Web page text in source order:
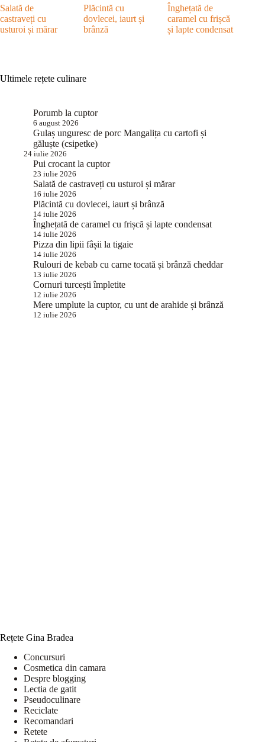
Salată de
castraveți cu
usturoi și mărar
Plăcintă cu
dovlecei, iaurt și
brânză
Înghețată de
caramel cu frișcă
și lapte condensat
Ultimele rețete culinare
Porumb la cuptor
6 august 2026
Gulaș unguresc de porc Mangalița cu cartofi și
găluște (csipetke)
24 iulie 2026
Pui crocant la cuptor
23 iulie 2026
Salată de castraveți cu usturoi și mărar
16 iulie 2026
Plăcintă cu dovlecei, iaurt și brânză
14 iulie 2026
Înghețată de caramel cu frișcă și lapte condensat
14 iulie 2026
Pizza din lipii fâșii la tigaie
14 iulie 2026
Rulouri de kebab cu carne tocată și brânză cheddar
13 iulie 2026
Cornuri turcești împletite
12 iulie 2026
Mere umplute la cuptor, cu unt de arahide și brânză
12 iulie 2026
Rețete Gina Bradea
Concursuri
Cosmetica din camara
Despre blogging
Lectia de gatit
Pseudoculinare
Reciclate
Recomandari
Retete